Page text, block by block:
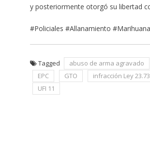
y posteriormente otorgó su libertad
#Policiales #Allanamiento
Tagged abuso de arma agravado
EPC
GTO infracción Ley
UFI 11